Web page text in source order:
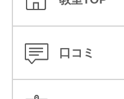
口コミ